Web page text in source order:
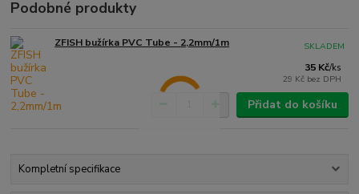
Podobné produkty
ZFISH bužírka PVC Tube - 2,2mm/1m
35 Kč/ks
29 Kč bez DPH
SKLADEM
Přidat do košíku
Kompletní specifikace